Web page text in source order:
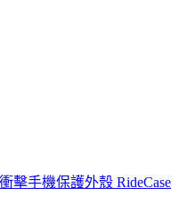
擊手機保護外殼 RideCase